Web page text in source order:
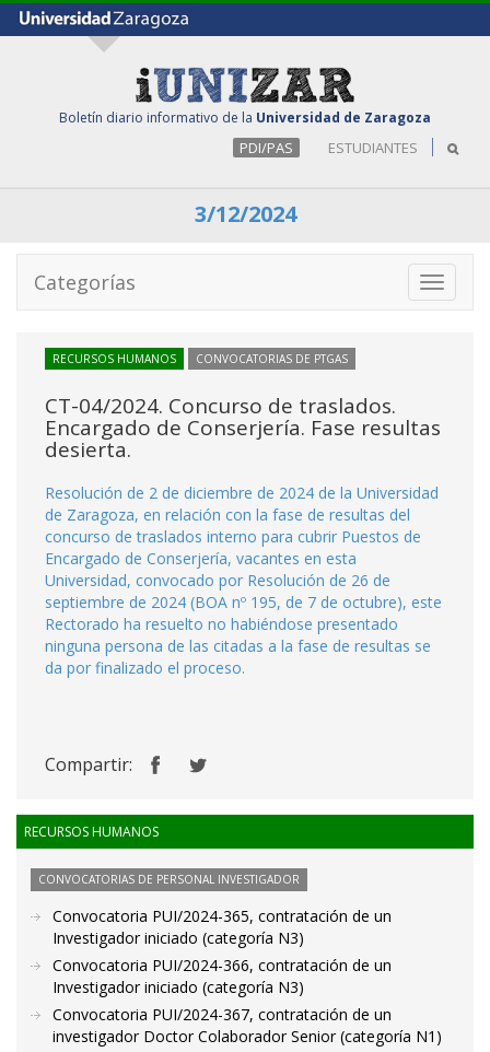
Boletín diario informativo de la Universidad de Zaragoza
PDI/PAS ESTUDIANTES
3/12/2024
Toggle
Categorías
RECURSOS HUMANOS CONVOCATORIAS DE PTGAS
CT-04/2024. Concurso de traslados.
Encargado de Conserjería. Fase resultas
desierta.
Resolución de 2 de diciembre de 2024 de la Universidad
de Zaragoza, en relación con la fase de resultas del
concurso de traslados interno para cubrir Puestos de
Encargado de Conserjería, vacantes en esta
Universidad, convocado por Resolución de 26 de
septiembre de 2024 (BOA nº 195, de 7 de octubre), este
Rectorado ha resuelto no habiéndose presentado
ninguna persona de las citadas a la fase de resultas se
da por finalizado el proceso.
Compartir:
RECURSOS HUMANOS
CONVOCATORIAS DE PERSONAL INVESTIGADOR
Convocatoria PUI/2024-365, contratación de un
Investigador iniciado (categoría N3)
Convocatoria PUI/2024-366, contratación de un
Investigador iniciado (categoría N3)
Convocatoria PUI/2024-367, contratación de un
investigador Doctor Colaborador Senior (categoría N1)